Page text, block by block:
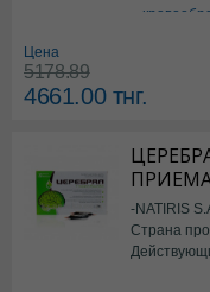
Цена
5178.89
4661.00тнг.
-NATIRIS
Страна